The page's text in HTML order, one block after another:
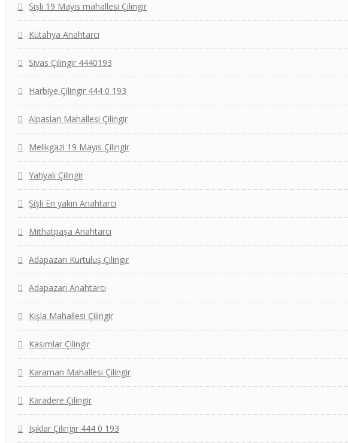
Şişli 19 Mayıs mahallesi Çilingir
Kütahya Anahtarcı
Sivas Çilingir 4440193
Harbiye Çilingir 444 0 193
Alpaslan Mahallesi Çilingir
Melikgazi 19 Mayıs Çilingir
Yahyalı Çilingir
Şişli En yakın Anahtarcı
Mithatpaşa Anahtarcı
Adapazarı Kurtuluş Çilingir
Adapazarı Anahtarcı
Kışla Mahallesi Çilingir
Kasımlar Çilingir
Karaman Mahallesi Çilingir
Karadere Çilingir
Işıklar Çilingir 444 0 193